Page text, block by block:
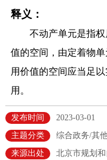
各区热点
政务公开
市领导
政策兑现
决策公开
释义：
不动产单元是指权
值的空间，由定着物
用价值的空间应当足
用。
发布时间
2023-03-01
主题分类
综合政务/其
来源出处
北京市规划